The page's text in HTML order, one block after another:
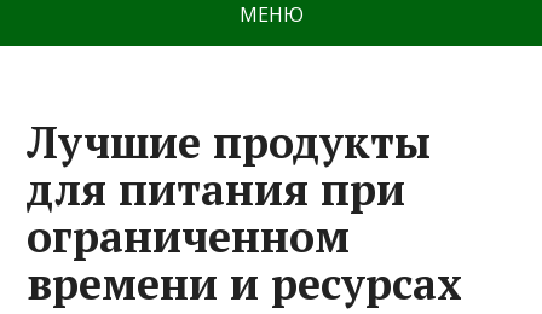
МЕНЮ
Лучшие продукты
для питания при
ограниченном
времени и ресурсах